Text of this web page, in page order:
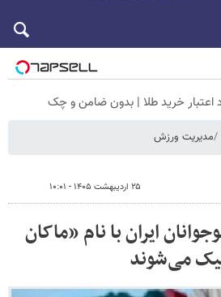
مدیریت ورزش
۲۵ اردیبهشت ۱۴۰۵ - ۱۰:۰۱
ایران با نام «ماکان
می‌شوند